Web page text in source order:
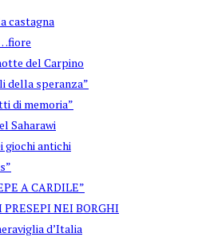
castagna
del Carpino
della speranza”
di memoria”
Saharawi
giochi antichi
A CARDILE”
PRESEPI NEI BORGHI
d’Italia